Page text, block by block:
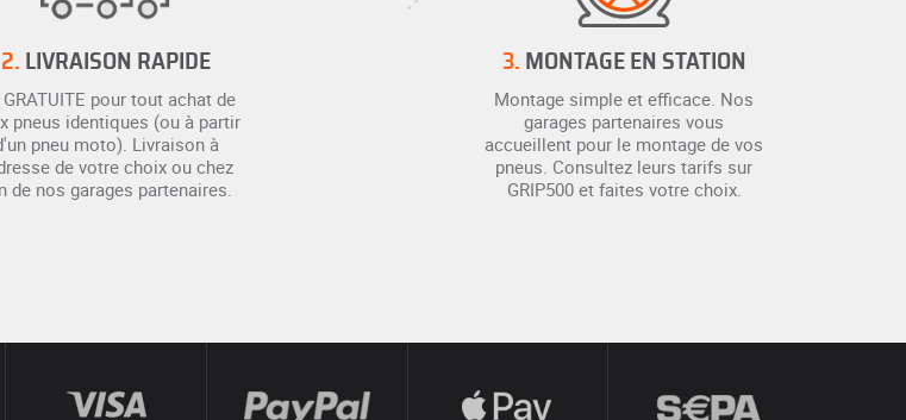
2. LIVRAISON RAPIDE
GRATUITE pour tout achat de
pneus identiques (ou à partir
pneu moto). Livraison à
de votre choix ou chez
de nos garages partenaires.
3. MONTAGE EN STATION
Montage simple et efficace. Nos
garages partenaires vous
accueillent pour le montage de vos
pneus. Consultez leurs tarifs sur
GRIP500 et faites votre choix.